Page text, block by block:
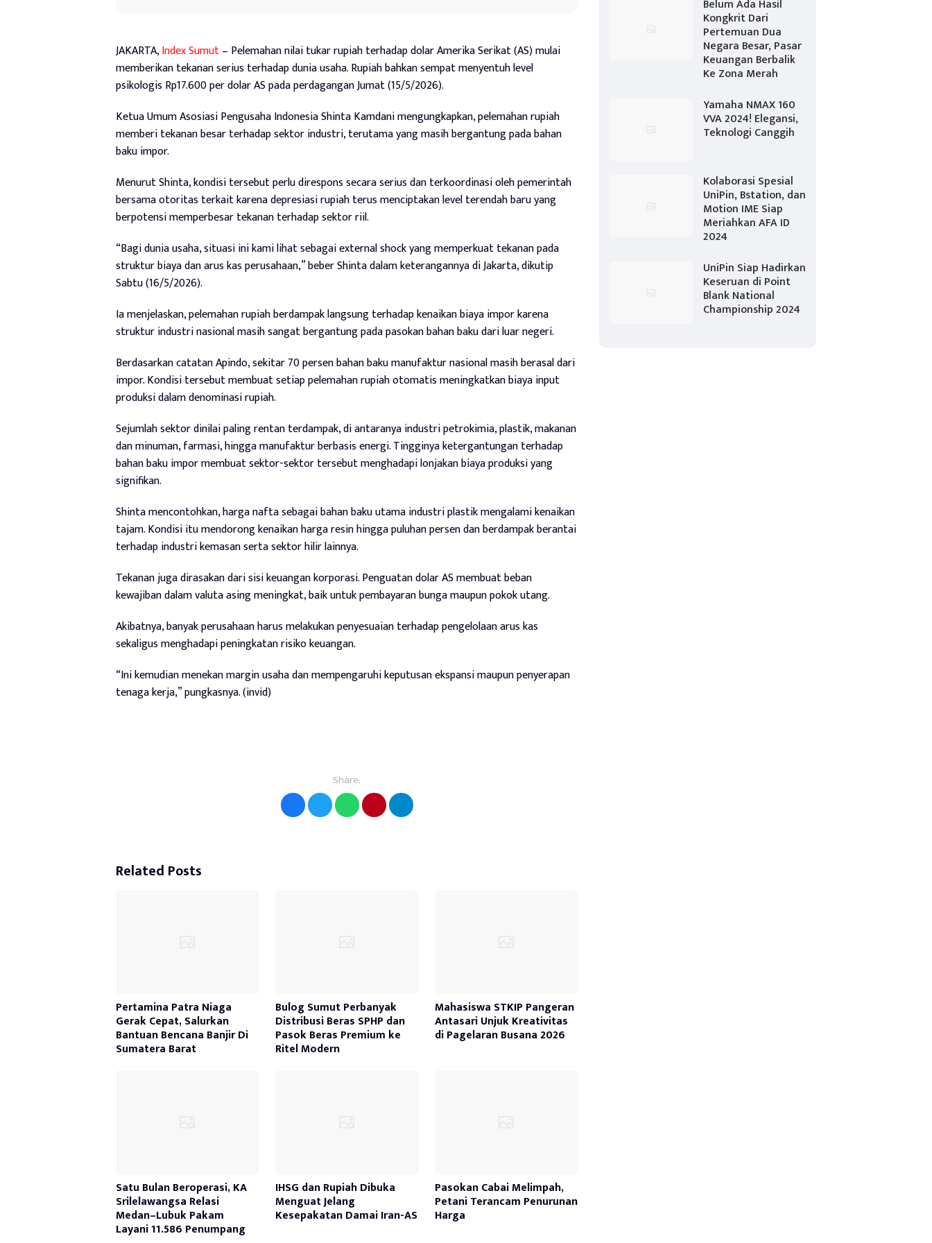
JAKARTA,Index Sumut– Pelemahan nilai tukar rupiah terhadap dolar Amerika Serikat (AS) mulai
memberikan tekanan serius terhadap dunia usaha. Rupiah bahkan sempat menyentuh level
psikologis Rp17.600 per dolar AS pada perdagangan Jumat (15/5/2026).
Ketua Umum Asosiasi Pengusaha Indonesia Shinta Kamdani mengungkapkan, pelemahan rupiah
memberi tekanan besar terhadap sektor industri, terutama yang masih bergantung pada bahan
baku impor.
Menurut Shinta, kondisi tersebut perlu direspons secara serius dan terkoordinasi oleh pemerintah
bersama otoritas terkait karena depresiasi rupiah terus menciptakan level terendah baru yang
berpotensi memperbesar tekanan terhadap sektor riil.
“Bagi dunia usaha, situasi ini kami lihat sebagai external shock yang memperkuat tekanan pada
struktur biaya dan arus kas perusahaan,” beber Shinta dalam keterangannya di Jakarta, dikutip
Sabtu (16/5/2026).
Ia menjelaskan, pelemahan rupiah berdampak langsung terhadap kenaikan biaya impor karena
struktur industri nasional masih sangat bergantung pada pasokan bahan baku dari luar negeri.
Berdasarkan catatan Apindo, sekitar 70 persen bahan baku manufaktur nasional masih berasal dari
impor. Kondisi tersebut membuat setiap pelemahan rupiah otomatis meningkatkan biaya input
produksi dalam denominasi rupiah.
Sejumlah sektor dinilai paling rentan terdampak, di antaranya industri petrokimia, plastik, makanan
dan minuman, farmasi, hingga manufaktur berbasis energi. Tingginya ketergantungan terhadap
bahan baku impor membuat sektor-sektor tersebut menghadapi lonjakan biaya produksi yang
signifikan.
Shinta mencontohkan, harga nafta sebagai bahan baku utama industri plastik mengalami kenaikan
tajam. Kondisi itu mendorong kenaikan harga resin hingga puluhan persen dan berdampak berantai
terhadap industri kemasan serta sektor hilir lainnya.
Tekanan juga dirasakan dari sisi keuangan korporasi. Penguatan dolar AS membuat beban
kewajiban dalam valuta asing meningkat, baik untuk pembayaran bunga maupun pokok utang.
Akibatnya, banyak perusahaan harus melakukan penyesuaian terhadap pengelolaan arus kas
sekaligus menghadapi peningkatan risiko keuangan.
“Ini kemudian menekan margin usaha dan mempengaruhi keputusan ekspansi maupun penyerapan
tenaga kerja,” pungkasnya. (invid)
Share:
Related Posts
Pertamina Patra Niaga
Gerak Cepat, Salurkan
Bantuan Bencana Banjir Di
Sumatera Barat
Bulog Sumut Perbanyak
Distribusi Beras SPHP dan
Pasok Beras Premium ke
Ritel Modern
Mahasiswa STKIP Pangeran
Antasari Unjuk Kreativitas
di Pagelaran Busana 2026
Satu Bulan Beroperasi, KA
Srilelawangsa Relasi
Medan–Lubuk Pakam
Layani 11.586 Penumpang
IHSG dan Rupiah Dibuka
Menguat Jelang
Kesepakatan Damai Iran-AS
Pasokan Cabai Melimpah,
Petani Terancam Penurunan
Harga
Belum Ada Hasil
Kongkrit Dari
Pertemuan Dua
Negara Besar, Pasar
Keuangan Berbalik
Ke Zona Merah
Yamaha NMAX 160
VVA 2024! Elegansi,
Teknologi Canggih
Kolaborasi Spesial
UniPin, Bstation, dan
Motion IME Siap
Meriahkan AFA ID
2024
UniPin Siap Hadirkan
Keseruan di Point
Blank National
Championship 2024